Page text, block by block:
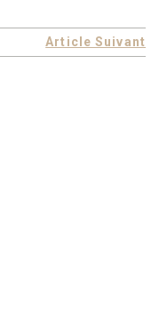
Article Suivant